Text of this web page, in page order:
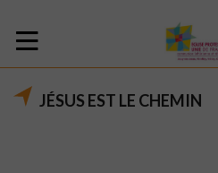
JÉSUS EST LE CHEMIN